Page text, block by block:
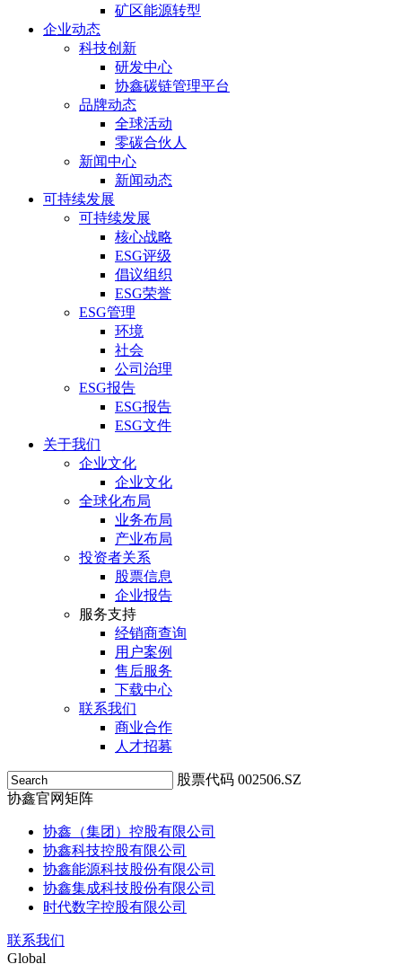
矿区能源转型
企业动态
科技创新
研发中心
协鑫碳链管理平台
品牌动态
全球活动
零碳合伙人
新闻中心
新闻动态
可持续发展
可持续发展
核心战略
ESG评级
倡议组织
ESG荣誉
ESG管理
环境
社会
公司治理
ESG报告
ESG报告
ESG文件
关于我们
企业文化
企业文化
全球化布局
业务布局
产业布局
投资者关系
股票信息
企业报告
服务支持
经销商查询
用户案例
售后服务
下载中心
联系我们
商业合作
人才招募
股票代码 002506.SZ
协鑫官网矩阵
协鑫（集团）控股有限公司
协鑫科技控股有限公司
协鑫能源科技股份有限公司
协鑫集成科技股份有限公司
时代数字控股有限公司
联系我们
Global